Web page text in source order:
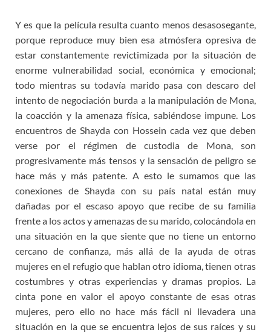
Y es que la película resulta cuanto menos desasosegante,
porque reproduce muy bien esa atmósfera opresiva de
estar constantemente revictimizada por la situación de
enorme vulnerabilidad social, económica y emocional;
todo mientras su todavía marido pasa con descaro del
intento de negociación burda a la manipulación de Mona,
la coacción y la amenaza física, sabiéndose impune. Los
encuentros de Shayda con Hossein cada vez que deben
verse por el régimen de custodia de Mona, son
progresivamente más tensos y la sensación de peligro se
hace más y más patente. A esto le sumamos que las
conexiones de Shayda con su país natal están muy
dañadas por el escaso apoyo que recibe de su familia
frente a los actos y amenazas de su marido, colocándola en
una situación en la que siente que no tiene un entorno
cercano de confianza, más allá de la ayuda de otras
mujeres en el refugio que hablan otro idioma, tienen otras
costumbres y otras experiencias y dramas propios. La
cinta pone en valor el apoyo constante de esas otras
mujeres, pero ello no hace más fácil ni llevadera una
situación en la que se encuentra lejos de sus raíces y su